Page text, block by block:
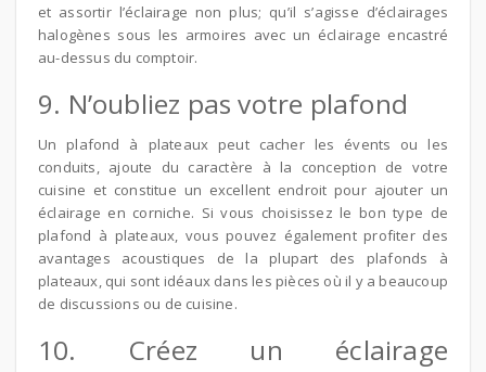
et assortir l’éclairage non plus; qu’il s’agisse d’éclairages
halogènes sous les armoires avec un éclairage encastré
au-dessus du comptoir.
9. N’oubliez pas votre plafond
Un plafond à plateaux peut cacher les évents ou les
conduits, ajoute du caractère à la conception de votre
cuisine et constitue un excellent endroit pour ajouter un
éclairage en corniche. Si vous choisissez le bon type de
plafond à plateaux, vous pouvez également profiter des
avantages acoustiques de la plupart des plafonds à
plateaux, qui sont idéaux dans les pièces où il y a beaucoup
de discussions ou de cuisine.
10. Créez un éclairage